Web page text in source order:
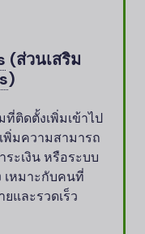
(ส่วนเสริม
)
ที่ติดตั้งเพิ่มเข้าไป
พิ่มความสามารถ
ะเงิน หรือระบบ
เหมาะกับคนที่
และรวดเร็ว